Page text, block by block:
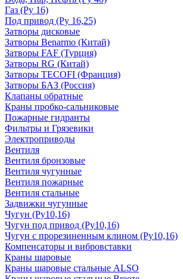
Газ (Ру 16)
Под привод (Ру 16,25)
Затворы дисковые
Затворы Benarmo (Китай)
Затворы FAF (Турция)
Затворы RG (Китай)
Затворы TECOFI (Франция)
Затворы БАЗ (Россия)
Клапаны обратные
Краны пробко-сальниковые
Пожарные гидранты
Фильтры и Грязевики
Электроприводы
Вентиля
Вентиля бронзовые
Вентиля чугунные
Вентиля пожарные
Вентиля стальные
Задвижки чугунные
Чугун (Ру10,16)
Чугун под привод (Ру10,16)
Чугун с прорезиненным клином (Ру10,16)
Компенсаторы и вибровставки
Краны шаровые
Краны шаровые стальные ALSO